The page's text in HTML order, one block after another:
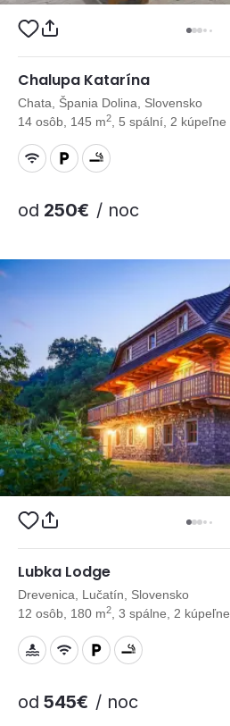
Chalupa Katarína
Chata, Špania Dolina, Slovensko
14 osôb, 145 m2 , 5 spální, 2 kúpeľne
od 250€ / noc
Lubka Lodge
Drevenica, Lučatín, Slovensko
12 osôb, 180 m2 , 3 spálne, 2 kúpeľne
od 545€ / noc